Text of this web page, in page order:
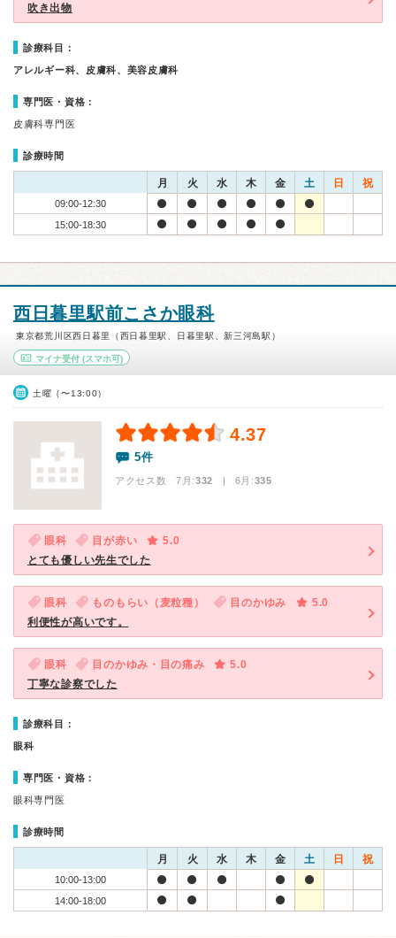
吹き出物
診療科目：
アレルギー科、皮膚科、美容皮膚科
専門医・資格：
皮膚科専門医
診療時間
月 火 水 木 金 土 日 祝
09:00-12:30
15:00-18:30
西日暮里駅前こさか眼科
東京都荒川区西日暮里（西日暮里駅、日暮里駅、新三河島駅）
マイナ受付 (スマホ可)
土曜（〜13:00）
4.37
5件
アクセス数 7月:332 | 6月:335
眼科 目が赤い
5.0
とても優しい先生でした
眼科 ものもらい（麦粒種） 目のかゆみ
5.0
利便性が高いです。
眼科 目のかゆみ・目の痛み
5.0
丁寧な診察でした
診療科目：
眼科
専門医・資格：
眼科専門医
診療時間
月 火 水 木 金 土 日 祝
10:00-13:00
14:00-18:00